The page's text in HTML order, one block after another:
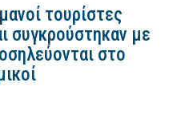
τουρίστες
συγκρούστηκαν με
στο